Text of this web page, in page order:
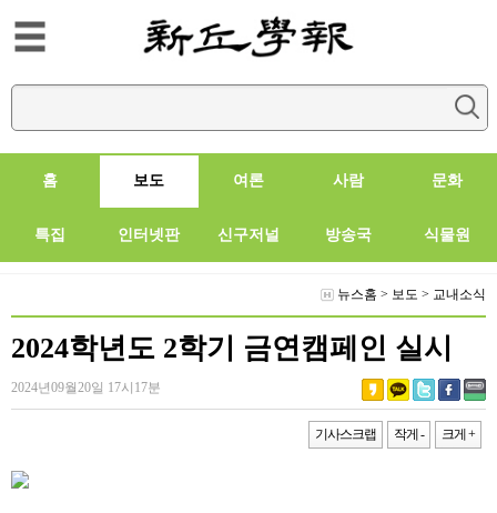
홈 보도 여론 사람 문화
특집 인터넷판 신구저널 방송국 식물원
뉴스홈 > 보도 > 교내소식
2024학년도 2학기 금연캠페인 실시
2024년09월20일 17시17분
기사스크랩 작게 - 크게 +